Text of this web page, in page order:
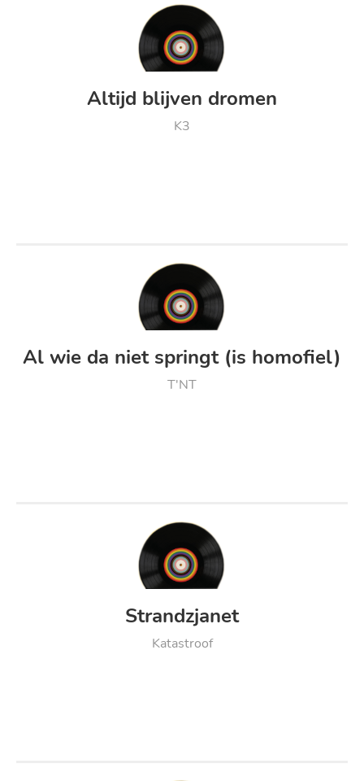
Altijd blijven dromen
K3
Al wie da niet springt (is homofiel)
T'NT
Strandzjanet
Katastroof